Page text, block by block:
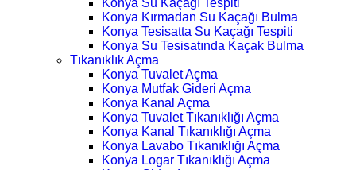
Konya Su Kaçağı Tespiti
Konya Kırmadan Su Kaçağı Bulma
Konya Tesisatta Su Kaçağı Tespiti
Konya Su Tesisatında Kaçak Bulma
Tıkanıklık Açma
Konya Tuvalet Açma
Konya Mutfak Gideri Açma
Konya Kanal Açma
Konya Tuvalet Tıkanıklığı Açma
Konya Kanal Tıkanıklığı Açma
Konya Lavabo Tıkanıklığı Açma
Konya Logar Tıkanıklığı Açma